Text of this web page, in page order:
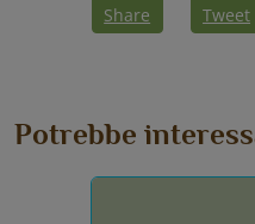
Share Tweet
Potrebbe